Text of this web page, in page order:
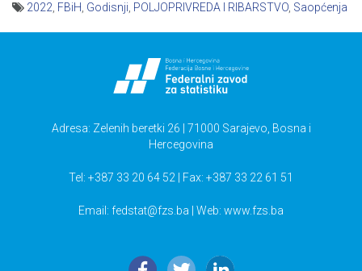
2022 FBiH Godisnji POLJOPRIVREDA I RIBARSTVO Saopćenja
Adresa: Zelenih beretki 26 | 71000 Sarajevo, Bosna i
Hercegovina
Tel: +387 33 20 64 52 | Fax: +387 33 22 61 51
Email: fedstat@fzs.ba | Web: www.fzs.ba